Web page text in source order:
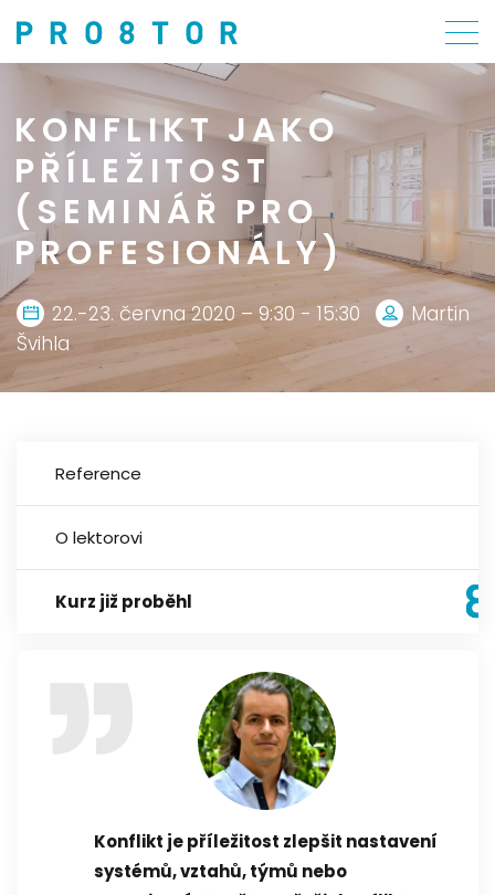
KONFLIKT JAKO
PŘÍLEŽITOST
(SEMINÁŘ PRO
PROFESIONÁLY)
22.-23. června 2020 – 9:30 - 15:30
Martin
Švihla
Reference
O lektorovi
Kurz již proběhl
Konflikt je příležitost zlepšit nastavení
systémů, vztahů, týmů nebo